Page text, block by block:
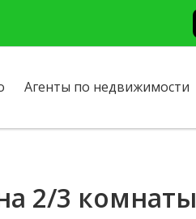
Агенты по недвижимости
2/3 комнаты